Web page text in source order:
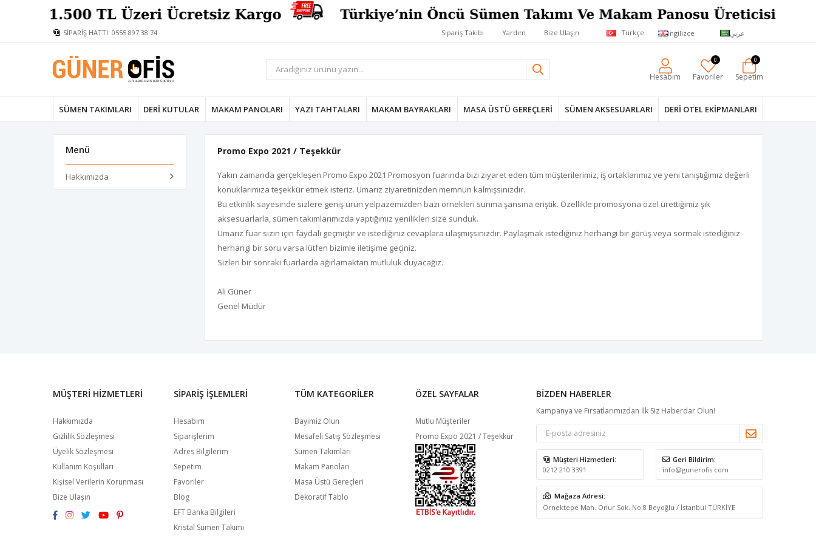
SİPARİŞ HATTI: 0555 897 38 74 Sipariş Takibi Yardım Bize Ulaşın Türkçe İngilizce عربي
Hesabım Favoriler
0
Sepetim
0
SÜMEN TAKIMLARI DERI KUTULAR MAKAM PANOLARI YAZI TAHTALARI MAKAM BAYRAKLARI MASA ÜSTÜ GEREÇLERI SÜMEN AKSESUARLARI DERI OTEL EKIPMANLARI
Menü
Hakkımızda
Promo Expo 2021 / Teşekkür
Yakın zamanda gerçekleşen Promo Expo 2021 Promosyon fuarında bizi ziyaret eden tüm müşterilerimiz, iş ortaklarımız ve yeni tanıştığımız değerli
konuklarımıza teşekkür etmek isteriz. Umarız ziyaretinizden memnun kalmışsınızdır.
Bu etkinlik sayesinde sizlere geniş ürün yelpazemizden bazı örnekleri sunma şansına eriştik. Özellikle promosyona özel ürettiğimiz şık
aksesuarlarla, sümen takımlarımızda yaptığımız yenilikleri size sunduk.
Umarız fuar sizin için faydalı geçmiştir ve istediğiniz cevaplara ulaşmışsınızdır. Paylaşmak istediğiniz herhangi bir görüş veya sormak istediğiniz
herhangi bir soru varsa lütfen bizimle iletişime geçiniz.
Sizleri bir sonraki fuarlarda ağırlamaktan mutluluk duyacağız.
Ali Güner
Genel Müdür
MÜŞTERI HIZMETLERI
Hakkımızda
Gizlilik Sözleşmesi
Üyelik Sözleşmesi
Kullanım Koşulları
Kişisel Verilerin Korunması
Bize Ulaşın
SIPARIŞ İŞLEMLERI
Hesabım
Siparişlerim
Adres Bilgilerim
Sepetim
Favoriler
Blog
EFT Banka Bilgileri
Kristal Sümen Takımı
TÜM KATEGORILER
Bayimiz Olun
Mesafeli Satış Sözleşmesi
Sümen Takımları
Makam Panoları
Masa Üstü Gereçleri
Dekoratif Tablo
ÖZEL SAYFALAR
Mutlu Müşteriler
Promo Expo 2021 / Teşekkür
BIZDEN HABERLER
Kampanya ve Fırsatlarımızdan İlk Siz Haberdar Olun!
Müşteri Hizmetleri:
0212 210 3391
Geri Bildirim:
info@gunerofis.com
Mağaza Adresi:
Örnektepe Mah. Onur Sok. No:8 Beyoğlu / İstanbul TÜRKİYE